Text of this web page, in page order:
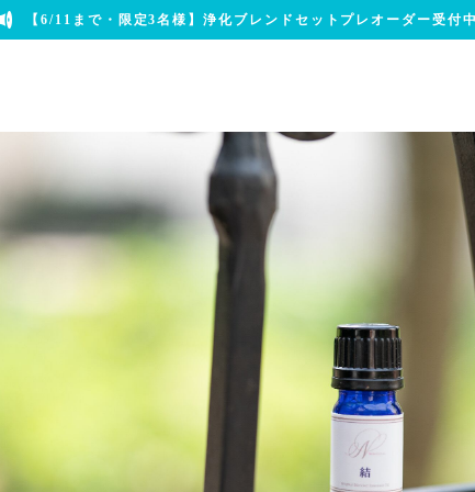
【6/11まで・限定3名様】浄化ブレンドセットプレオーダー受付